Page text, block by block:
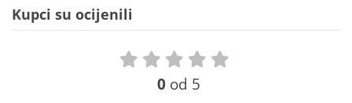
Kupci su ocijenili
0 od 5